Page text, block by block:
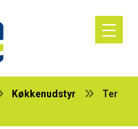
Køkkenudstyr
Ter